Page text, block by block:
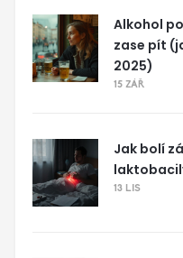
Alkohol
zase pít
2025)
15 ZÁŘ
Jak bolí
13 LIS